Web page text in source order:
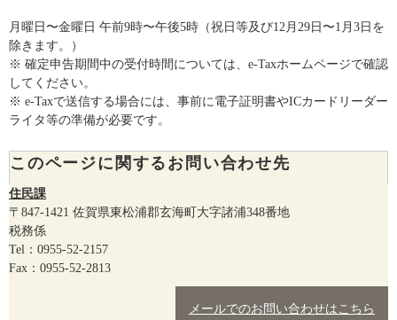
月曜日〜金曜日 午前9時〜午後5時（祝日等及び12月29日〜1月3日を
除きます。）
※ 確定申告期間中の受付時間については、e-Taxホームページで確認
してください。
※ e-Taxで送信する場合には、事前に電子証明書やICカードリーダー
ライタ等の準備が必要です。
このページに関するお問い合わせ先
住民課
〒847-1421 佐賀県東松浦郡玄海町大字諸浦348番地
税務係
Tel：0955-52-2157
Fax：0955-52-2813
メールでのお問い合わせはこちら